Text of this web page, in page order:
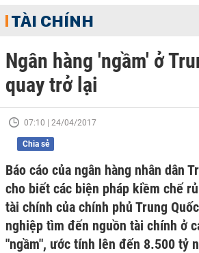
TÀI CHÍNH
Ngân hàng 'ngầm' ở
quay trở lại
07:10 | 24/04/2017
Chia sẻ
Báo cáo của ngân hàng nhân dân
cho biết các biện pháp kiềm chế
tài chính của chính phủ Trung
nghiệp tìm đến nguồn tài chính ở
"ngầm", ước tính lên đến 8.500 tỷ